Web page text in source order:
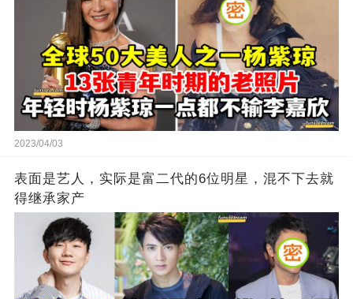
2023/04/03
表面是艺人，实际是富二代的6位明星，混不下去就
得继承家产